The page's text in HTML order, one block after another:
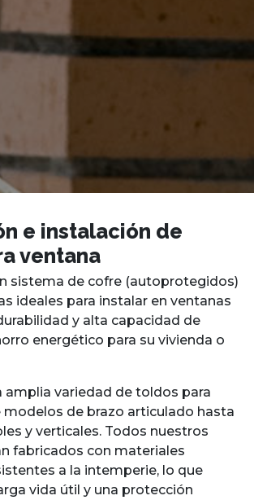
e instalación de
ventana
sistema de cofre (autoprotegidos)
ideales para instalar en ventanas
y alta capacidad de
energético para su vivienda o
amplia variedad de toldos para
modelos de brazo articulado hasta
y verticales. Todos nuestros
fabricados con materiales
a la intemperie, lo que
vida útil y una protección